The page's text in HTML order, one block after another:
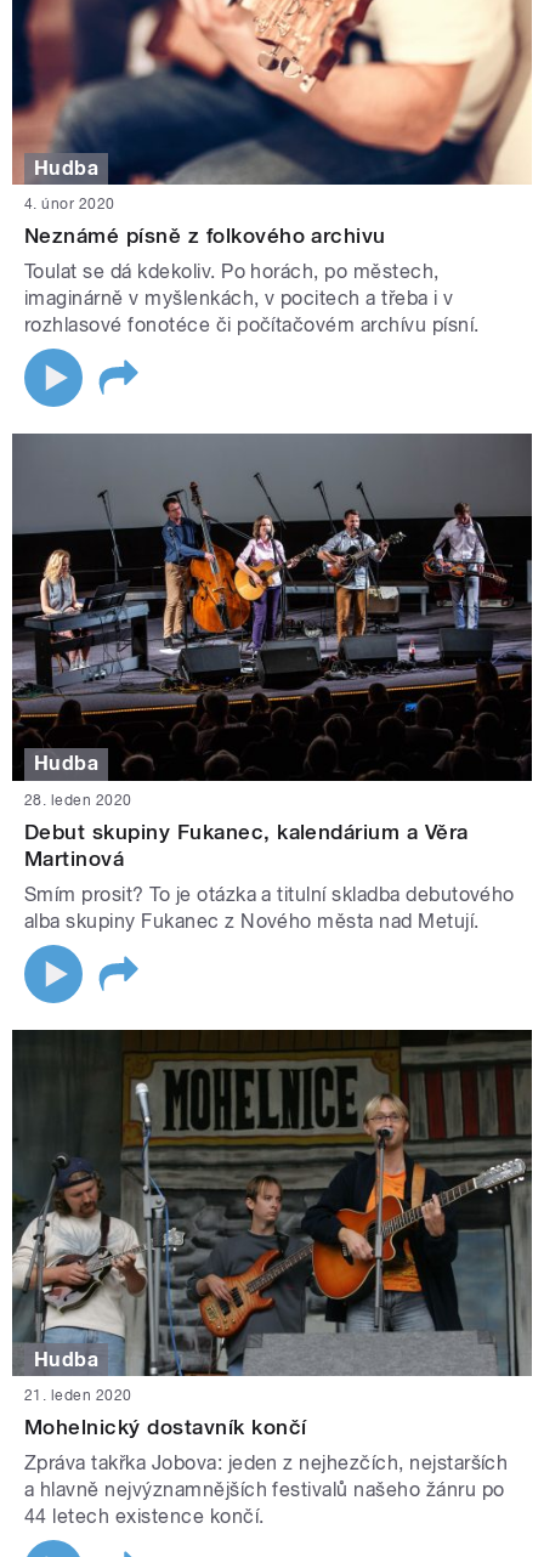
Hudba
4. únor 2020
Neznámé písně z folkového archivu
Toulat se dá kdekoliv. Po horách, po městech,
imaginárně v myšlenkách, v pocitech a třeba i v
rozhlasové fonotéce či počítačovém archívu písní.
Hudba
28. leden 2020
Debut skupiny Fukanec, kalendárium a Věra
Martinová
Smím prosit? To je otázka a titulní skladba debutového
alba skupiny Fukanec z Nového města nad Metují.
Hudba
21. leden 2020
Mohelnický dostavník končí
Zpráva takřka Jobova: jeden z nejhezčích, nejstarších
a hlavně nejvýznamnějších festivalů našeho žánru po
44 letech existence končí.